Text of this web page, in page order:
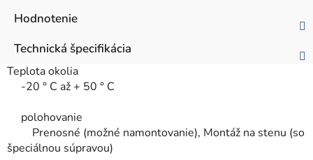
Hodnotenie
Technická špecifikácia
Teplota okolia
-20 ° C až + 50 ° C
polohovanie
Prenosné (možné namontovanie), Montáž na stenu (so
špeciálnou súpravou)